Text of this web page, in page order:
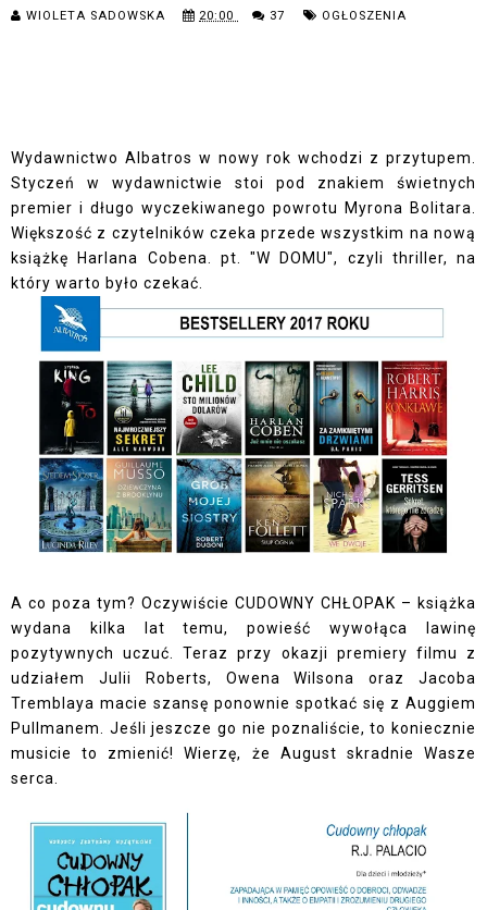
WIOLETA SADOWSKA 20:00 37 OGŁOSZENIA
Wydawnictwo Albatros w nowy rok wchodzi z przytupem.
Styczeń w wydawnictwie stoi pod znakiem świetnych
premier i długo wyczekiwanego powrotu Myrona Bolitara.
Większość z czytelników czeka przede wszystkim na nową
książkę Harlana Cobena. pt. "W DOMU", czyli thriller, na
który warto było czekać.
A co poza tym? Oczywiście CUDOWNY CHŁOPAK – książka
wydana kilka lat temu, powieść wywołąca lawinę
pozytywnych uczuć. Teraz przy okazji premiery filmu z
udziałem Julii Roberts, Owena Wilsona oraz Jacoba
Tremblaya macie szansę ponownie spotkać się z Auggiem
Pullmanem. Jeśli jeszcze go nie poznaliście, to koniecznie
musicie to zmienić! Wierzę, że August skradnie Wasze
serca.